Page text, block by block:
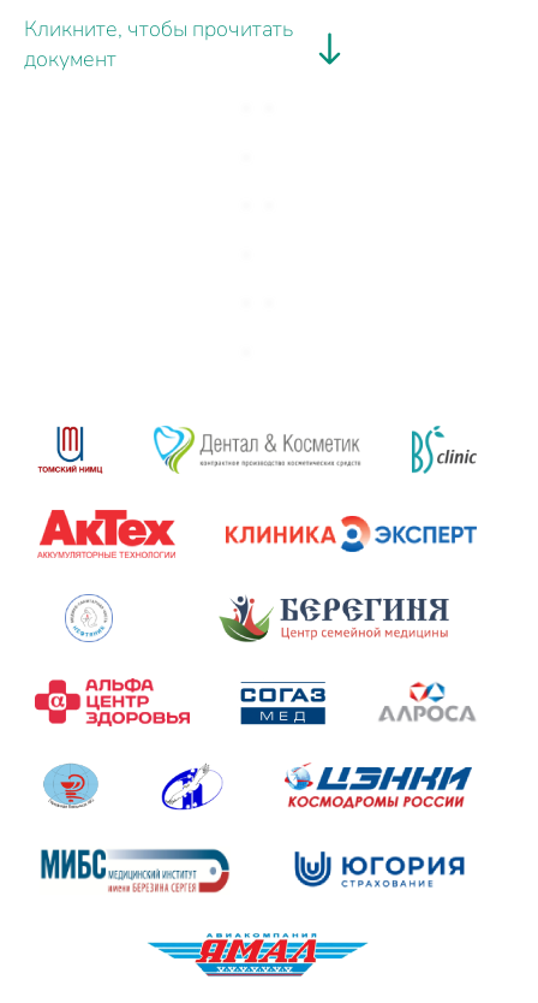
Кликните, чтобы прочитать
документ